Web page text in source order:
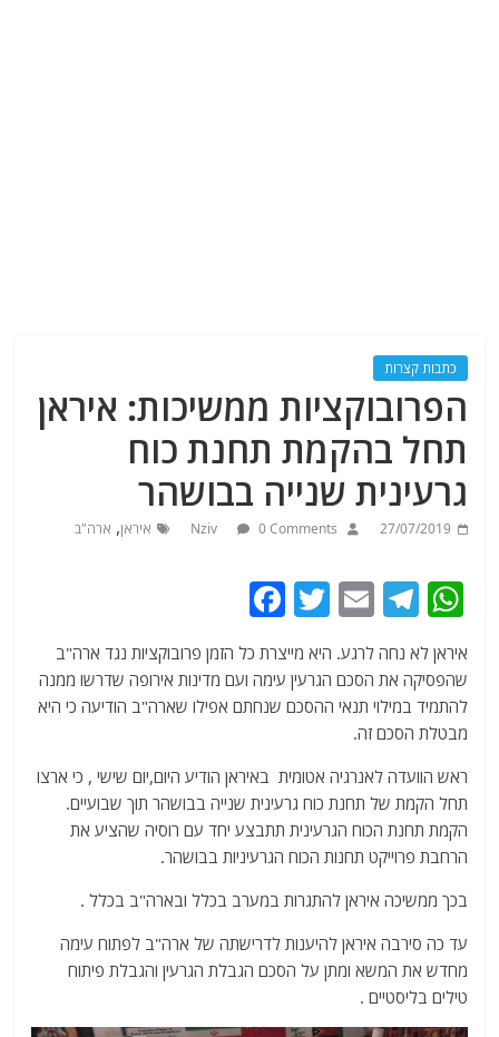
כתבות קצרות
הפרובוקציות ממשיכות: איראן
תחל בהקמת תחנת כוח
גרעינית שנייה בבושהר
27/07/2019
Nziv 0 Comments איראן, ארה"ב
W
h
at
s
A
p
p
T
el
e
g
ra
m
E
ai
l
T
itt
er
a
c
e
o
o
k
איראן לא נחה לרגע. היא מייצרת כל הזמן פרובוקציות נגד ארה"ב
שהפסיקה את הסכם הגרעין עימה ועם מדינות אירופה שדרשו ממנה
להתמיד במילוי תנאי ההסכם שנחתם אפילו שארה"ב הודיעה כי היא
מבטלת הסכם זה.
ראש הוועדה לאנרגיה אטומית באיראן הודיע היום,יום שישי , כי ארצו
תחל הקמת של תחנת כוח גרעינית שנייה בבושהר תוך שבועיים.
הקמת תחנת הכוח הגרעינית תתבצע יחד עם רוסיה שהציע את
הרחבת פרוייקט תחנות הכוח הגרעיניות בבושהר.
בכך ממשיכה איראן להתגרות במערב בכלל ובארה"ב בכלל .
עד כה סירבה איראן להיענות לדרישתה של ארה"ב לפתוח עימה
מחדש את המשא ומתן על הסכם הגבלת הגרעין והגבלת פיתוח
טילים בליסטיים .